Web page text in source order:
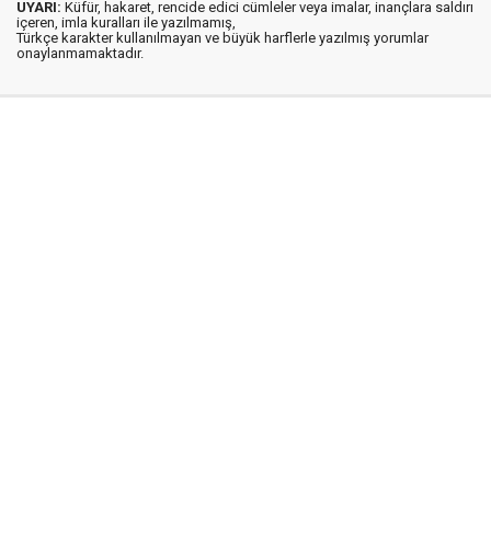
UYARI: Küfür, hakaret, rencide edici cümleler veya imalar, inançlara saldırı
içeren, imla kuralları ile yazılmamış,
Türkçe karakter kullanılmayan ve büyük harflerle yazılmış yorumlar
onaylanmamaktadır.